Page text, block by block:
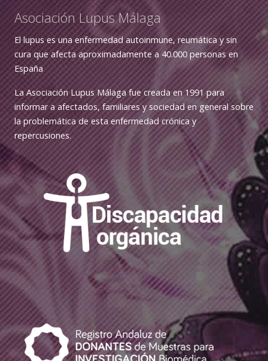
Asociación Lupus Málaga
El lupus es una enfermedad autoinmune, reumática y sin
cura que afecta aproximadamente a 40.000 personas en
España
La Asociación Lupus Málaga fue creada en 1991 para
informar a afectados, familiares y sociedad en general sobre
la problemática de esta enfermedad crónica y
repercusiones.